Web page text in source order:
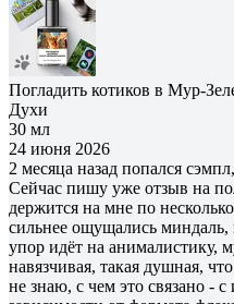
Погладить котиков в Мур-
Духи
30 мл
24 июня 2026
2 месяца назад попался
Сейчас пишу уже отзыв на
держится на мне по
сильнее ощущались миндаль,
упор идёт на анималистику,
навязчивая, такая душная,
не знаю, с чем это связано -